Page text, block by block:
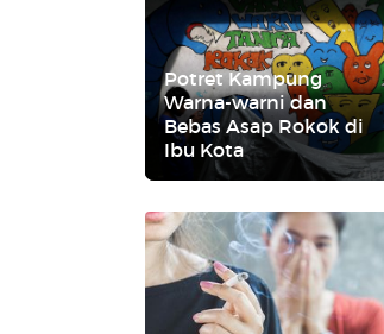
Potret Kampung
Warna-warni dan
Bebas Asap Rokok di
Ibu Kota